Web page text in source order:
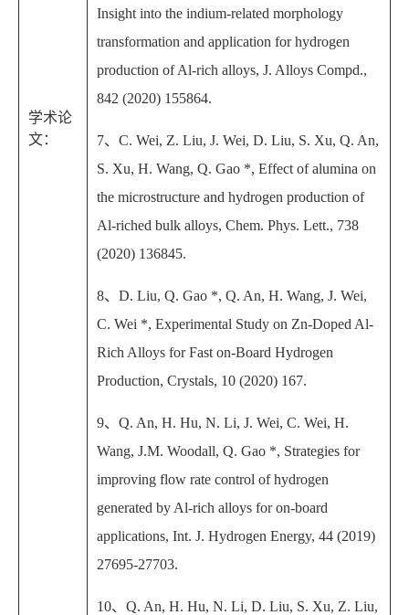
学术论
文：
Insight into the indium-related morphology
transformation and application for hydrogen
production of Al-rich alloys, J. Alloys Compd.,
842 (2020) 155864.
7、 C. Wei, Z. Liu, J. Wei, D. Liu, S. Xu, Q. An,
S. Xu, H. Wang, Q. Gao *, Effect of alumina on
the microstructure and hydrogen production of
Al-riched bulk alloys, Chem. Phys. Lett., 738
(2020) 136845.
8、 D. Liu, Q. Gao *, Q. An, H. Wang, J. Wei,
C. Wei *, Experimental Study on Zn-Doped Al-
Rich Alloys for Fast on-Board Hydrogen
Production, Crystals, 10 (2020) 167.
9、 Q. An, H. Hu, N. Li, J. Wei, C. Wei, H.
Wang, J.M. Woodall, Q. Gao *, Strategies for
improving flow rate control of hydrogen
generated by Al-rich alloys for on-board
applications, Int. J. Hydrogen Energy, 44 (2019)
27695-27703.
10、 Q. An, H. Hu, N. Li, D. Liu, S. Xu, Z. Liu,